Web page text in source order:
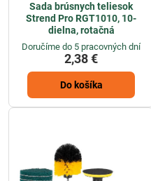
Sada brúsnych teliesok
Strend Pro RGT1010, 10-
dielna, rotačná
Doručíme do 5 pracovných dní
2,38 €
Do košíka